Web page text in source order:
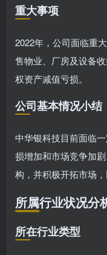
重大事项
2022年，公司面临重
售物业、厂房及设备
权资产减值亏损。
公司基本情况小结
中华银科技目前面临
损增加和市场竞争加
构，并积极开拓市场
所属行业状况分
所在行业类型